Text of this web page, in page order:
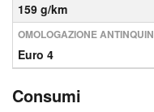
159 g/km
OMOLOGAZIONE
Euro 4
Consumi